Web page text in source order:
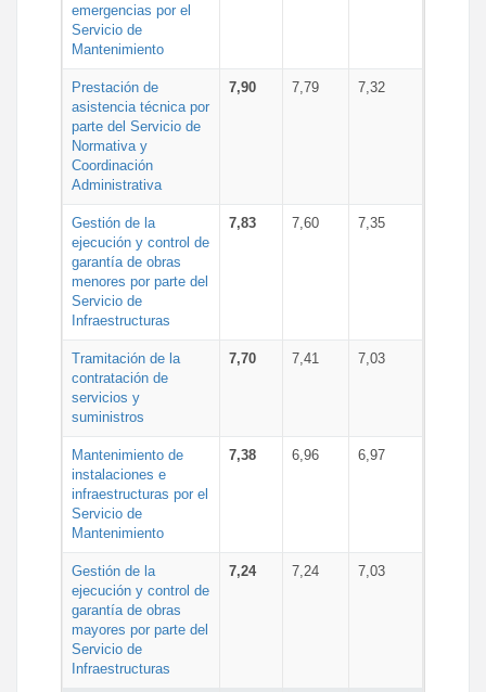
emergencias por el
Servicio de
Mantenimiento
Prestación de
asistencia técnica por
parte del Servicio de
Normativa y
Coordinación
Administrativa
7,90 7,79 7,32
Gestión de la
ejecución y control de
garantía de obras
menores por parte del
Servicio de
Infraestructuras
7,83 7,60 7,35
Tramitación de la
contratación de
servicios y
suministros
7,70 7,41 7,03
Mantenimiento de
instalaciones e
infraestructuras por el
Servicio de
Mantenimiento
7,38 6,96 6,97
Gestión de la
ejecución y control de
garantía de obras
mayores por parte del
Servicio de
Infraestructuras
7,24 7,24 7,03